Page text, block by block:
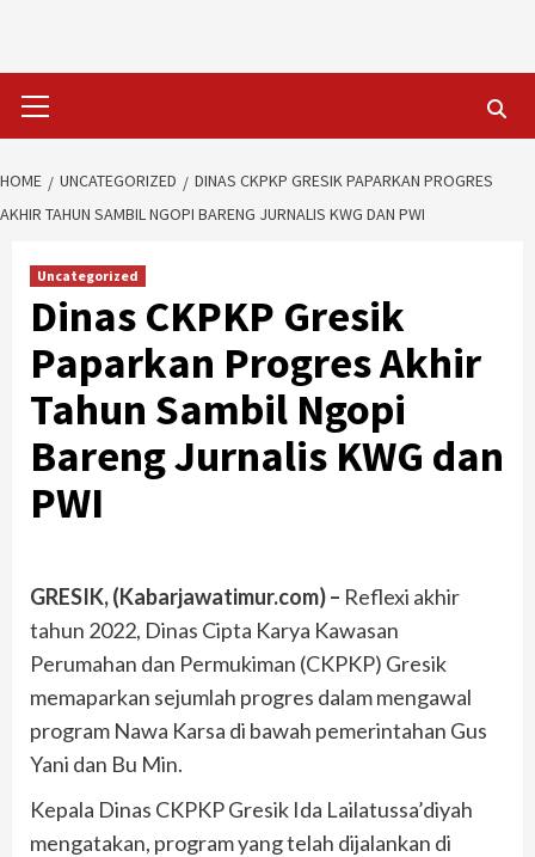
Menu
HOME UNCATEGORIZED
DINAS CKPKP GRESIK PAPARKAN PROGRES
AKHIR TAHUN SAMBIL NGOPI BARENG JURNALIS KWG DAN PWI
Uncategorized
Dinas CKPKP Gresik
Paparkan Progres Akhir
Tahun Sambil Ngopi
Bareng Jurnalis KWG dan
PWI
GRESIK, (Kabarjawatimur.com) – Reflexi akhir
tahun 2022, Dinas Cipta Karya Kawasan
Perumahan dan Permukiman (CKPKP) Gresik
memaparkan sejumlah progres dalam mengawal
program Nawa Karsa di bawah pemerintahan Gus
Yani dan Bu Min.
Kepala Dinas CKPKP Gresik Ida Lailatussa’diyah
mengatakan, program yang telah dijalankan di